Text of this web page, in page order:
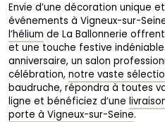
Envie d’une décoration unique
événements à Vigneux-sur-
l’hélium de La Ballonnerie
et une touche festive
anniversaire, un salon
célébration, notre vaste
baudruche, répondra à toutes
ligne et bénéficiez d’une
porte à Vigneux-sur-Seine.